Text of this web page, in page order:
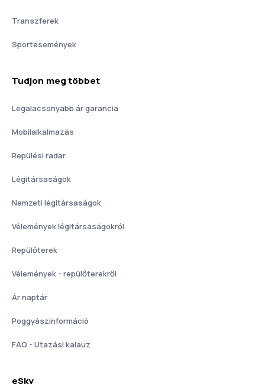
Transzferek
Sportesemények
Tudjon meg többet
Legalacsonyabb ár garancia
Mobilalkalmazás
Repülési radar
Légitársaságok
Nemzeti légitársaságok
Vélemények légitársaságokról
Repülőterek
Vélemények - repülőterekről
Ár naptár
Poggyászinformáció
FAQ - Utazási kalauz
eSky